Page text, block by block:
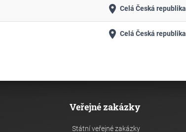
place Celá Česká republika
place Celá Česká republika
Veřejné zakázky
Státní veřejné zakázky